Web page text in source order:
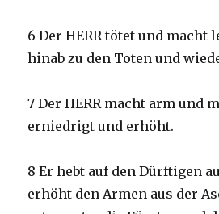
6 Der HERR tötet und macht
hinab zu den Toten und
7 Der HERR macht arm und
erniedrigt und erhöht.
8 Er hebt auf den Dürftigen
erhöht den Armen aus der